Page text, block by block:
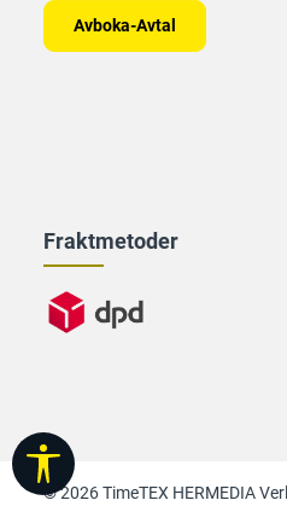
Avboka-Avtal
Fraktmetoder
© 2026 TimeTEX HERMEDIA
Visa verktygsfält